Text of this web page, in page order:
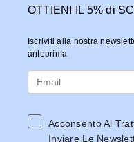
OTTIENI IL 5% di
Iscriviti alla nostra
anteprima
Acconsento Al
Inviare Le